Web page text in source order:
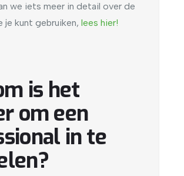
we iets meer in detail over de
je kunt gebruiken, lees hier!
is het
om een
in te